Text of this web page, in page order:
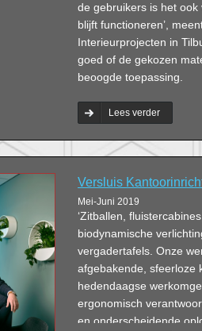
de gebruikers is het
blijft functioneren’,
Interieurprojecten in
goed of de gekozen
beoogde toepassing.
Lees verder
Versluis
Mei-Juni 2019
‘Zitballen,
biodynamische
vergadertafels. Onze
afgebakende, sfeerloze
hedendaagse
ergonomisch
en onderscheidende